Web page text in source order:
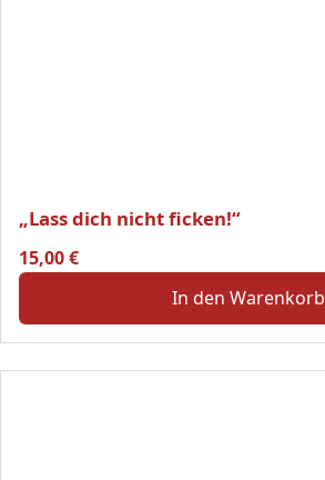
„Lass dich nicht ficken!“
15,00€
In den Warenkorb